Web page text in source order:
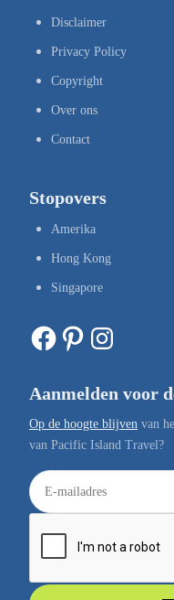
Disclaimer
Privacy Policy
Copyright
Over ons
Contact
Stopovers
Amerika
Hong Kong
Singapore
Facebook Pinterest Instagram
Aanmelden voor
Op de hoogte blijven van
van Pacific Island Travel?
E
-